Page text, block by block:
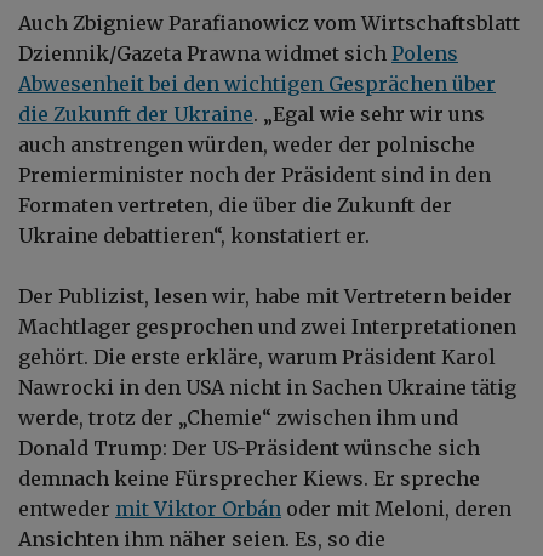
Auch Zbigniew Parafianowicz vom Wirtschaftsblatt
Dziennik/Gazeta Prawna widmet sich Polens
Abwesenheit bei den wichtigen Gesprächen über
die Zukunft der Ukraine. „Egal wie sehr wir uns
auch anstrengen würden, weder der polnische
Premierminister noch der Präsident sind in den
Formaten vertreten, die über die Zukunft der
Ukraine debattieren“, konstatiert er.
Der Publizist, lesen wir, habe mit Vertretern beider
Machtlager gesprochen und zwei Interpretationen
gehört. Die erste erkläre, warum Präsident Karol
Nawrocki in den USA nicht in Sachen Ukraine tätig
werde, trotz der „Chemie“ zwischen ihm und
Donald Trump: Der US-Präsident wünsche sich
demnach keine Fürsprecher Kiews. Er spreche
entweder mit Viktor Orbán oder mit Meloni, deren
Ansichten ihm näher seien. Es, so die